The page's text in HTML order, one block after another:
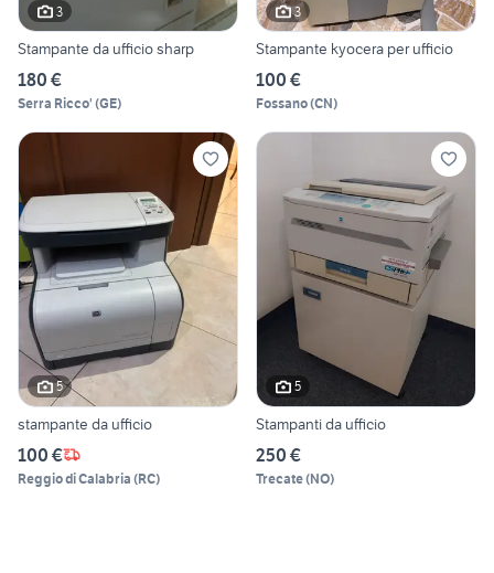
3
Stampante da ufficio sharp
180 €
Serra Ricco' (GE)
3
Stampante kyocera per ufficio
100 €
Fossano(CN)
5
stampante da ufficio
100 €
Reggio di Calabria (RC)
5
Stampanti da ufficio
250 €
Trecate(NO)